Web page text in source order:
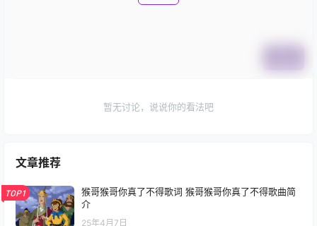
暂无讨论，说说你的看法吧
文章推荐
TOP1
猴哥猴哥你真了不得歌词 猴哥猴哥你真了不得歌曲简
介
25年4月7日